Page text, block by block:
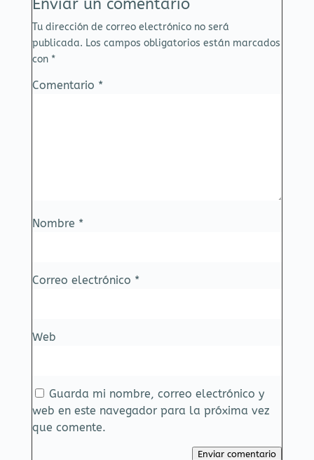
Enviar un comentario
Tu dirección de correo electrónico no será
publicada. Los campos obligatorios están marcados
con *
Comentario *
Nombre *
Correo electrónico *
Web
Guarda mi nombre, correo electrónico y
web en este navegador para la próxima vez
que comente.
Enviar comentario